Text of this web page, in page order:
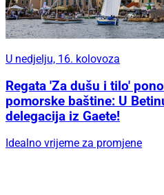
U nedjelju, 16. kolovoza
Regata 'Za dušu i tilo'
pomorske baštine: U
delegacija iz Gaete!
Idealno vrijeme za promjene